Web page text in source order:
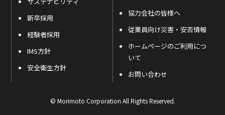
新卒採用
経験者採用
IMS方針
安全衛生方針
協力会社の皆様へ
従業員向け災害・安否情報
ホームページのご利用につ
いて
お問い合わせ
© Morimoto Corporation All Rights Reserved.